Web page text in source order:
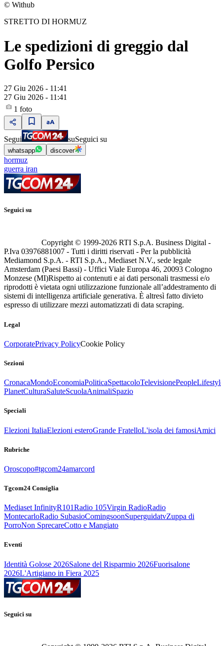
© Withub
STRETTO DI HORMUZ
Le spedizioni di greggio dal
Golfo Persico
27 Giu 2026 - 11:41
27 Giu 2026 - 11:41
1 foto
Segui suSeguici su
whatsapp discover
hormuz
guerra iran
Seguici su
Copyright © 1999-2026 RTI S.p.A. Business Digital -
P.Iva 03976881007 - Tutti i diritti riservati - Per la pubblicità
Mediamond S.p.A. - RTI S.p.A., Mediaset N.V., sede legale
Amsterdam (Paesi Bassi) - Uffici Viale Europa 46, 20093 Cologno
Monzese (MI)Rispetto ai contenuti e ai dati personali trasmessi e/o
riprodotti è vietata ogni utilizzazione funzionale all’addestramento di
sistemi di intelligenza artificiale generativa. È altresì fatto divieto
espresso di utilizzare mezzi automatizzati di data scraping.
Legal
CorporatePrivacy PolicyCookie Policy
Sezioni
CronacaMondoEconomiaPoliticaSpettacoloTelevisionePeople
PlanetCulturaSaluteScuolaAnimaliSpazio
Speciali
Elezioni ItaliaElezioni esteroGrande FratelloL'isola dei famosiAmici
Rubriche
Oroscopo#tgcom24amarcord
Tgcom24 Consiglia
Mediaset InfinityR101Radio 105Virgin RadioRadio
MontecarloRadio SubasioComingsoonSuperguidatvZuppa di
PorroNon SprecareCotto e Mangiato
Eventi
Identità Golose 2026Salone del Risparmio 2026Fuorisalone
2026L'Artigiano in Fiera 2025
Seguici su